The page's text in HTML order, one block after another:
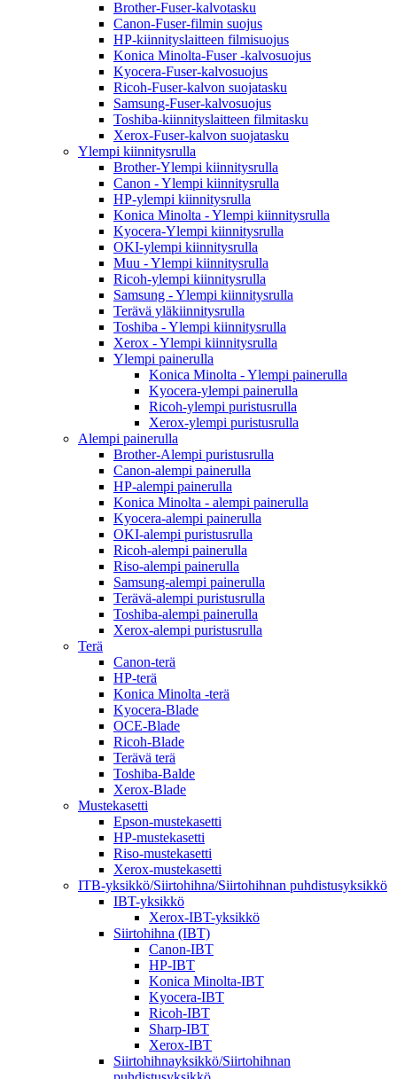
Brother-Fuser-kalvotasku
Canon-Fuser-filmin suojus
HP-kiinnityslaitteen filmisuojus
Konica Minolta-Fuser -kalvosuojus
Kyocera-Fuser-kalvosuojus
Ricoh-Fuser-kalvon suojatasku
Samsung-Fuser-kalvosuojus
Toshiba-kiinnityslaitteen filmitasku
Xerox-Fuser-kalvon suojatasku
Ylempi kiinnitysrulla
Brother-Ylempi kiinnitysrulla
Canon - Ylempi kiinnitysrulla
HP-ylempi kiinnitysrulla
Konica Minolta - Ylempi kiinnitysrulla
Kyocera-Ylempi kiinnitysrulla
OKI-ylempi kiinnitysrulla
Muu - Ylempi kiinnitysrulla
Ricoh-ylempi kiinnitysrulla
Samsung - Ylempi kiinnitysrulla
Terävä yläkiinnitysrulla
Toshiba - Ylempi kiinnitysrulla
Xerox - Ylempi kiinnitysrulla
Ylempi painerulla
Konica Minolta - Ylempi painerulla
Kyocera-ylempi painerulla
Ricoh-ylempi puristusrulla
Xerox-ylempi puristusrulla
Alempi painerulla
Brother-Alempi puristusrulla
Canon-alempi painerulla
HP-alempi painerulla
Konica Minolta - alempi painerulla
Kyocera-alempi painerulla
OKI-alempi puristusrulla
Ricoh-alempi painerulla
Riso-alempi painerulla
Samsung-alempi painerulla
Terävä-alempi puristusrulla
Toshiba-alempi painerulla
Xerox-alempi puristusrulla
Terä
Canon-terä
HP-terä
Konica Minolta -terä
Kyocera-Blade
OCE-Blade
Ricoh-Blade
Terävä terä
Toshiba-Balde
Xerox-Blade
Mustekasetti
Epson-mustekasetti
HP-mustekasetti
Riso-mustekasetti
Xerox-mustekasetti
ITB-yksikkö/Siirtohihna/Siirtohihnan puhdistusyksikkö
IBT-yksikkö
Xerox-IBT-yksikkö
Siirtohihna (IBT)
Canon-IBT
HP-IBT
Konica Minolta-IBT
Kyocera-IBT
Ricoh-IBT
Sharp-IBT
Xerox-IBT
Siirtohihnayksikkö/Siirtohihnan